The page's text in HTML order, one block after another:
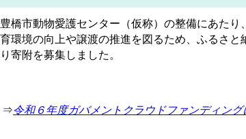
市動物愛護センター（仮称）の整備にあたり
環境の向上や譲渡の推進を図るため、ふるさ
寄附を募集しました。
⇒令和６年度ガバメントクラウドファンディン